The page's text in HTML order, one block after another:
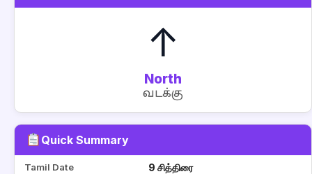
↑
North
வடக்கு
Quick Summary
Tamil Date 9 சித்திரை